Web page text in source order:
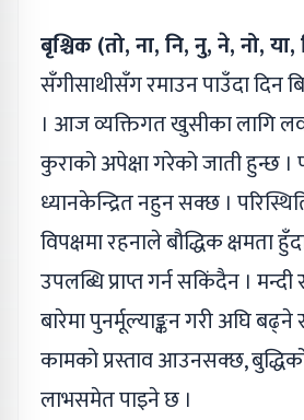
बृश्चिक (तो, ना, नि, नु, ने, नो,
सँगीसाथीसँग रमाउन पाउँदा दिन
। आज व्यक्तिगत खुसीका लागि
कुराको अपेक्षा गरेको जाती हुन्छ
ध्यानकेन्द्रित नहुन सक्छ ।
विपक्षमा रहनाले बौद्धिक क्षमता
उपलब्धि प्राप्त गर्न सकिंदैन ।
बारेमा पुनर्मूल्याङ्कन गरी अघि
कामको प्रस्ताव आउनसक्छ,
लाभसमेत पाइने छ ।